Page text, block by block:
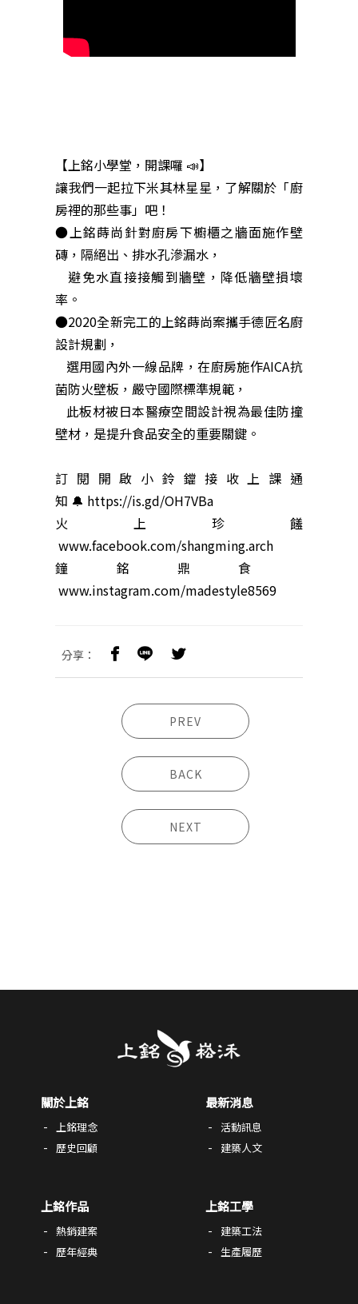
【上銘小學堂，開課囉 📣】
讓我們一起拉下米其林星星，了解關於「廚
房裡的那些事」吧！
●上銘蒔尚針對廚房下櫥櫃之牆面施作壁
磚，隔絕出、排水孔滲漏水，
避免水直接接觸到牆壁，降低牆壁損壞
率。
●2020全新完工的上銘蒔尚案攜手德匠名廚
設計規劃，
選用國內外一線品牌，在廚房施作AICA抗
菌防火壁板，嚴守國際標準規範，
此板材被日本醫療空間設計視為最佳防撞
壁材，是提升食品安全的重要關鍵。
訂閱開啟小鈴鐺接收上課通
知 🔔 https://is.gd/OH7VBa
火上珍饈
www.facebook.com/shangming.arch
鐘銘鼎食
www.instagram.com/madestyle8569
分享：
PREV
BACK
NEXT
關於上銘
上銘理念
歷史回顧
最新消息
活動訊息
建築人文
上銘作品
熱銷建案
歷年經典
上銘工學
建築工法
生產履歷